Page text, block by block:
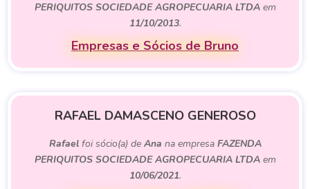
PERIQUITOS SOCIEDADE AGROPECUARIA LTDAem
11/10/2013.
Empresas e Sócios de Bruno
RAFAEL DAMASCENO GENEROSO
Rafaelfoi sócio(a) de Ana na empresa FAZENDA
PERIQUITOS SOCIEDADE AGROPECUARIA LTDAem
10/06/2021.